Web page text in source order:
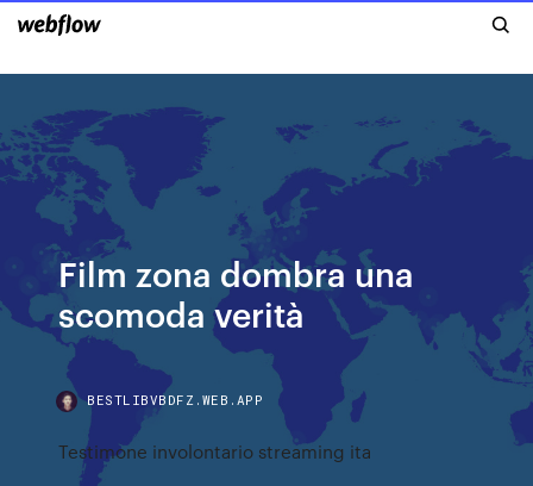
Film zona dombra una
scomoda verità
BESTLIBVBDFZ.WEB.APP
Testimone involontario streaming ita